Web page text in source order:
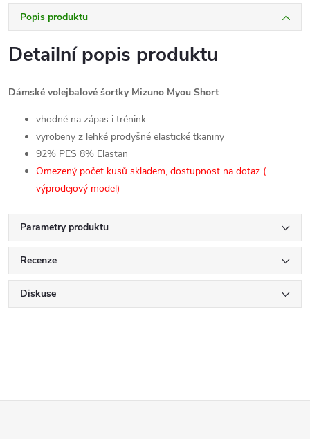
Popis produktu
Detailní popis produktu
Dámské volejbalové šortky Mizuno Myou Short
vhodné na zápas i trénink
vyrobeny z lehké prodyšné elastické tkaniny
92% PES 8% Elastan
Omezený počet kusů skladem, dostupnost na dotaz (
výprodejový model)
Parametry produktu
Recenze
Diskuse